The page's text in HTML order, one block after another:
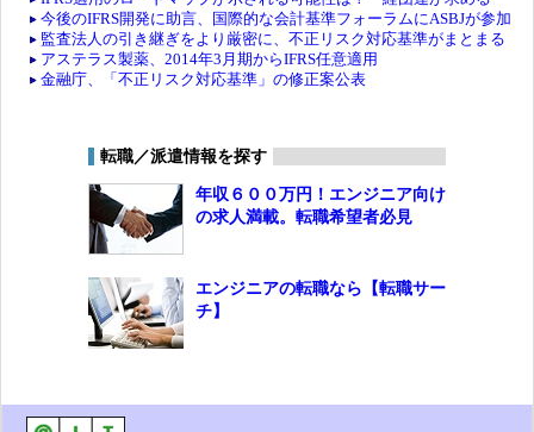
今後のIFRS開発に助言、国際的な会計基準フォーラムにASBJが参加
監査法人の引き継ぎをより厳密に、不正リスク対応基準がまとまる
アステラス製薬、2014年3月期からIFRS任意適用
金融庁、「不正リスク対応基準」の修正案公表
転職／派遣情報を探す
年収６００万円！エンジニア向け
の求人満載。転職希望者必見
エンジニアの転職なら【転職サー
チ】